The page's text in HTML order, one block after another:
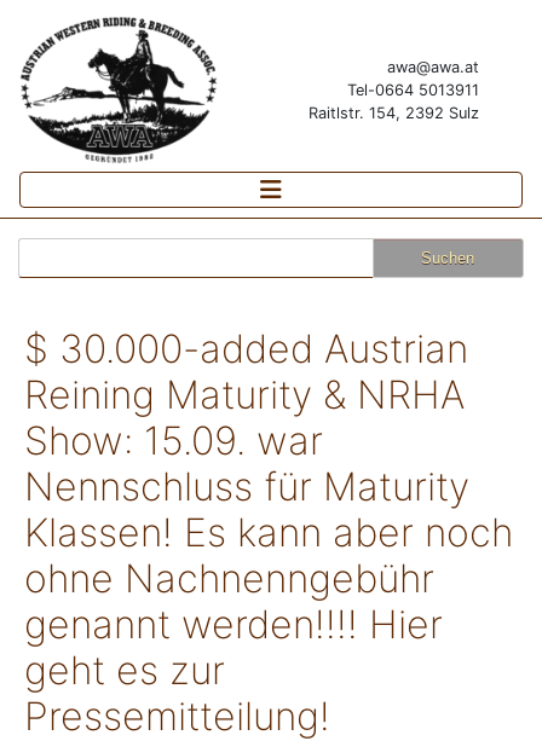
awa@awa.at
Tel-0664 5013911
Raitlstr. 154, 2392 Sulz
nach:
$ 30.000-added Austrian
Reining Maturity & NRHA
Show: 15.09. war
Nennschluss für Maturity
Klassen! Es kann aber noch
ohne Nachnenngebühr
genannt werden!!!! Hier
geht es zur
Pressemitteilung!